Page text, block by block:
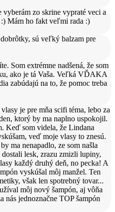
zo skrine vypraté veci a
Mám ho fakt veľmi rada :)
sú veľký balzam pre
Som extrémne nadšená, že som
ako je tá Vaša. Veľká VĎAKA
zabúdajú na to, že pomoc treba
vlasy je pre mňa scifi téma, lebo za
ktorý by ma naplno uspokojil.
Keď som videla, že Lindana
veď moje vlasy to znesú.
ma nenapadlo, ze som našla
lesk, zrazu zmizli lupiny,
každý druhý deň, no pecka! A
vyskúšal môj manžel. Ten
však len spotrebný tovar...
môj nový šampón, aj vôňa
nás jednoznačne TOP šampón